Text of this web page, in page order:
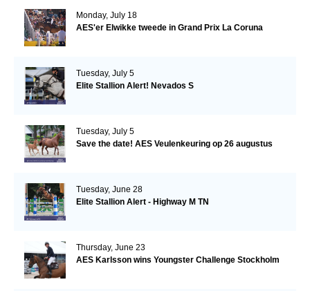
Monday, July 18
AES'er Elwikke tweede in Grand Prix La Coruna
Tuesday, July 5
Elite Stallion Alert! Nevados S
Tuesday, July 5
Save the date! AES Veulenkeuring op 26 augustus
Tuesday, June 28
Elite Stallion Alert - Highway M TN
Thursday, June 23
AES Karlsson wins Youngster Challenge Stockholm